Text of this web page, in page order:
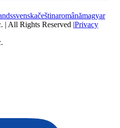
svenskačeštinaromânămagyar
| All Rights Reserved |Privacy